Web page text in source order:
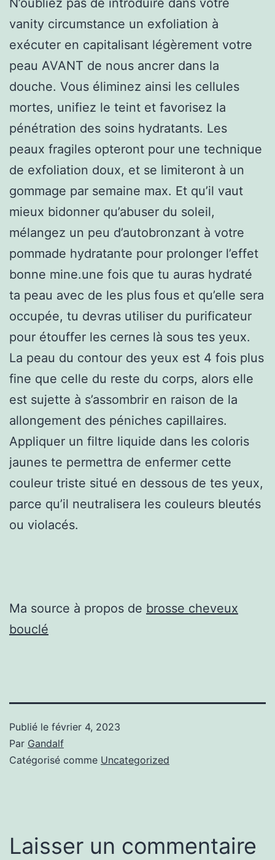
vanity circumstance un exfoliation à
exécuter en capitalisant légèrement votre
peau AVANT de nous ancrer dans la
douche. Vous éliminez ainsi les cellules
mortes, unifiez le teint et favorisez la
pénétration des soins hydratants. Les
peaux fragiles opteront pour une technique
de exfoliation doux, et se limiteront à un
gommage par semaine max. Et qu’il vaut
mieux bidonner qu’abuser du soleil,
mélangez un peu d’autobronzant à votre
pommade hydratante pour prolonger l’effet
bonne mine.une fois que tu auras hydraté
ta peau avec de les plus fous et qu’elle sera
occupée, tu devras utiliser du purificateur
pour étouffer les cernes là sous tes yeux.
La peau du contour des yeux est 4 fois plus
fine que celle du reste du corps, alors elle
est sujette à s’assombrir en raison de la
allongement des péniches capillaires.
Appliquer un filtre liquide dans les coloris
jaunes te permettra de enfermer cette
couleur triste situé en dessous de tes yeux,
parce qu’il neutralisera les couleurs bleutés
ou violacés.
Ma source à propos de brosse cheveux
bouclé
Publié le février 4, 2023
Par Gandalf
Catégorisé comme Uncategorized
Laisser un commentaire